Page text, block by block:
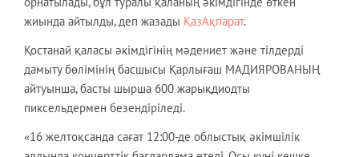
жиында айтылды, деп жазады ҚазАқпарат.
Қостанай қаласы әкімдігінің мәдениет және тілдерді
дамыту бөлімінің басшысы Қарлығаш МАДИЯРОВАНЫҢ
айтуынша, басты шырша 600 жарықдиодты
пиксельдермен безендіріледі.
«16 желтоқсанда сағат 12:00-де облыстық әкімшілік